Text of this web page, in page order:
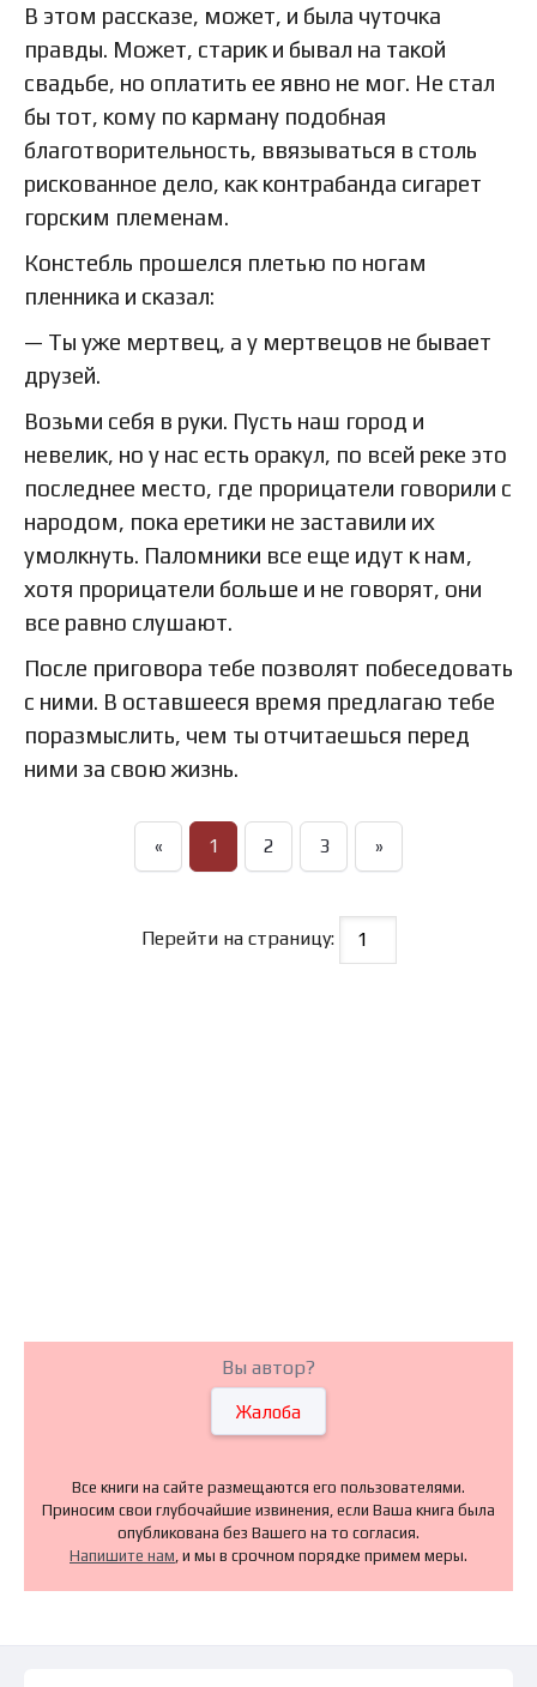
В этом рассказе, может, и была чуточка
правды. Может, старик и бывал на такой
свадьбе, но оплатить ее явно не мог. Не стал
бы тот, кому по карману подобная
благотворительность, ввязываться в столь
рискованное дело, как контрабанда сигарет
горским племенам.
Констебль прошелся плетью по ногам
пленника и сказал:
— Ты уже мертвец, а у мертвецов не бывает
друзей.
Возьми себя в руки. Пусть наш город и
невелик, но у нас есть оракул, по всей реке это
последнее место, где прорицатели говорили с
народом, пока еретики не заставили их
умолкнуть. Паломники все еще идут к нам,
хотя прорицатели больше и не говорят, они
все равно слушают.
После приговора тебе позволят побеседовать
с ними. В оставшееся время предлагаю тебе
поразмыслить, чем ты отчитаешься перед
ними за свою жизнь.
« 1 2 3 »
Перейти на страницу:
Вы автор?
Жалоба
Все книги на сайте размещаются его пользователями.
Приносим свои глубочайшие извинения, если Ваша книга была
опубликована без Вашего на то согласия.
Напишите нам , и мы в срочном порядке примем меры.